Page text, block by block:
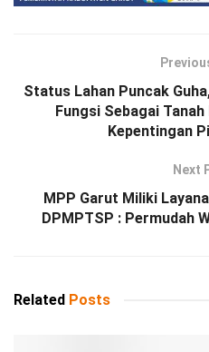
Status Lahan Puncak
Fungsi Sebagai
Kepentingan
Next
MPP Garut Miliki
DPMPTSP : Permudah
Related Posts